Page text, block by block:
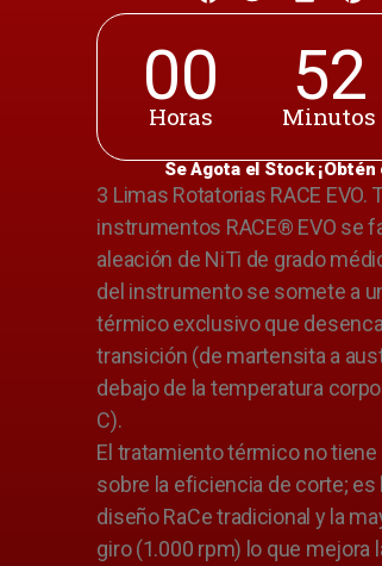
00
Horas
52
Minutos
Se Agota el Stock
3 Limas Rotatorias RACE EVO.
instrumentos RACE® EVO se
aleación de NiTi de grado
del instrumento se somete a
térmico exclusivo que
transición (de martensita a
debajo de la temperatura
C).
El tratamiento térmico no
sobre la eficiencia de corte;
diseño RaCe tradicional y la
giro (1.000 rpm) lo que mejora